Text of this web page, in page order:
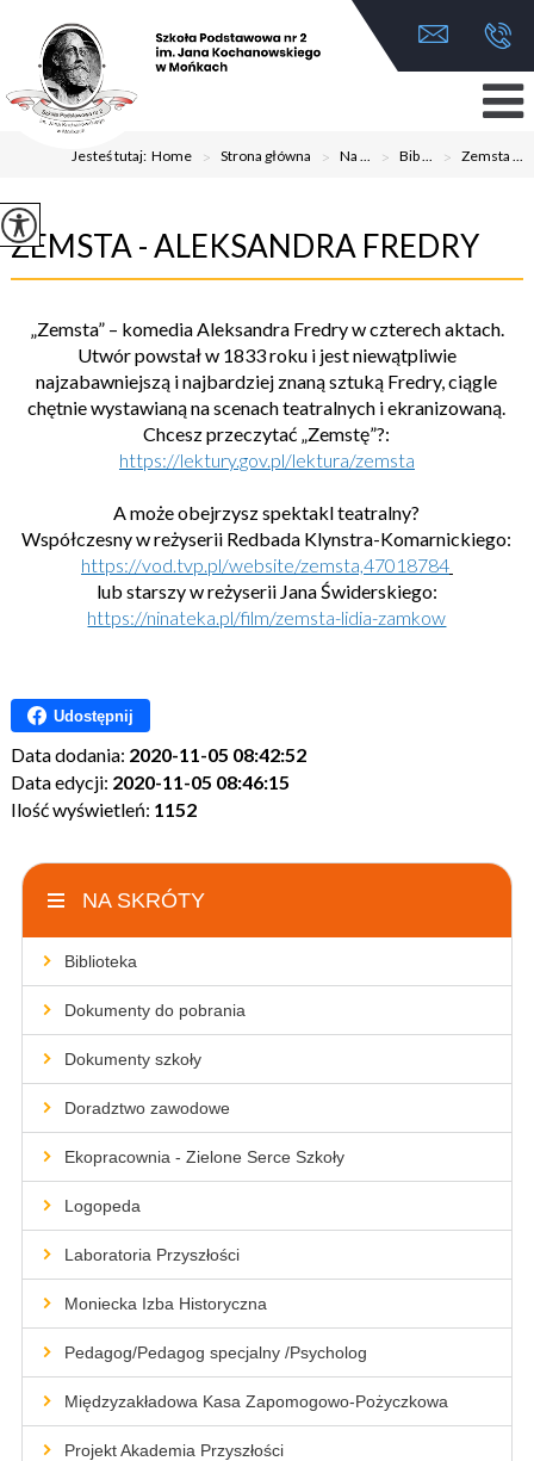
Jesteś tutaj:Home > Strona główna > Na ... > Bib ... > Zemsta ...
ZEMSTA - ALEKSANDRA FREDRY
„Zemsta” – komedia Aleksandra Fredry w czterech aktach.
Utwór powstał w 1833 roku i jest niewątpliwie
najzabawniejszą i najbardziej znaną sztuką Fredry, ciągle
chętnie wystawianą na scenach teatralnych i ekranizowaną.
Chcesz przeczytać „Zemstę”?:
https://lektury.gov.pl/lektura/zemsta
A może obejrzysz spektakl teatralny?
Współczesny w reżyserii Redbada Klynstra-Komarnickiego:
https://vod.tvp.pl/website/zemsta,47018784
lub starszy w reżyserii Jana Świderskiego:
https://ninateka.pl/film/zemsta-lidia-zamkow
Udostępnij
Data dodania: 2020-11-05 08:42:52
Data edycji: 2020-11-05 08:46:15
Ilość wyświetleń: 1152
NA SKRÓTY
Biblioteka
Dokumenty do pobrania
Dokumenty szkoły
Doradztwo zawodowe
Ekopracownia - Zielone Serce Szkoły
Logopeda
Laboratoria Przyszłości
Moniecka Izba Historyczna
Pedagog/Pedagog specjalny /Psycholog
Międzyzakładowa Kasa Zapomogowo-Pożyczkowa
Projekt Akademia Przyszłości